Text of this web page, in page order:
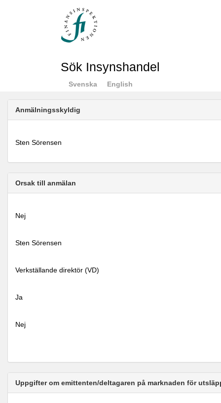
Sök Insynshandel
Svenska English
Anmälningsskyldig
Sten Sörensen
Orsak till anmälan
Nej
Sten Sörensen
Verkställande direktör (VD)
Ja
Nej
Uppgifter om emittenten/deltagaren på marknaden för